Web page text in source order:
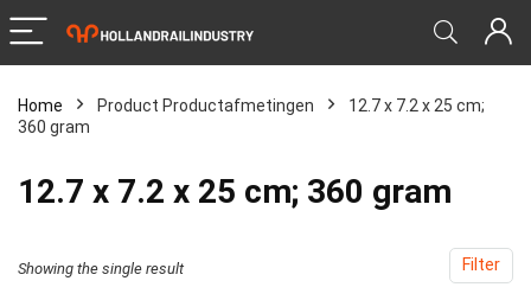
Home Product Productafmetingen
‎12.7 x 7.2 x 25 cm;
360 gram
‎12.7 x 7.2 x 25 cm; 360 gram
Filter
Showing the single result